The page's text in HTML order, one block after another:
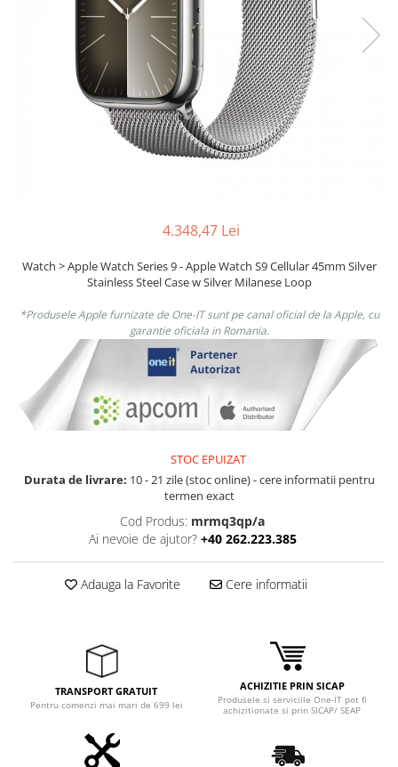
Smartphone IPhone
Mouse Pad
4.348,47 Lei
Watch > Apple Watch Series 9 - Apple Watch S9 Cellular 45mm Silver
Stainless Steel Case w Silver Milanese Loop
*Produsele Apple furnizate de One-IT sunt pe canal oficial de la Apple, cu
garantie oficiala in Romania.
STOC EPUIZAT
Durata de livrare: 10 - 21 zile (stoc online) - cere informatii pentru
termen exact
Cod Produs: mrmq3qp/a
Ai nevoie de ajutor? +40 262.223.385
Adauga la Favorite Cere informatii
TRANSPORT GRATUIT
Pentru comenzi mai mari de 699 lei
ACHIZITIE PRIN SICAP
Produsele si serviciile One-IT pot fi
achizitionate si prin SICAP/ SEAP